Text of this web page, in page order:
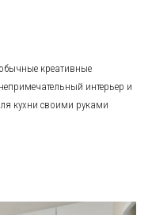
креативные
интерьер и
кухни своими руками